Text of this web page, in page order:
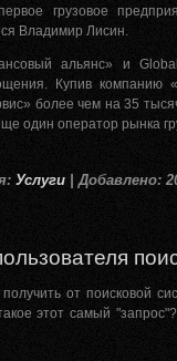
грузовое
Владимир Лисин.
альянс» и
Купив компанию
более чем на 35
один оператор рынка
Услуги | Добавлено:
от поисковой
этот самый